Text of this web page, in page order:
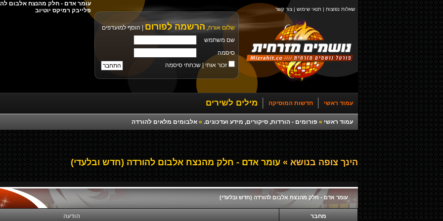
שאלות נפוצות | תנאי שימוש | צור קשר
שלום אורח, הרשמה לפורום
הוסף למועדפים
שם משתמש
סיסמה
זכור אותי |שכחתי סיסמה
פלייבק רמיקס יוטיוב
עמוד ראשי חדשות המוסיקה מילים לשירים
עמוד ראשי » פורומים - הורדות, סיקורים, מידע ועדכונים. » אלבומים מלאים להורדה
הינך צופה בנושא » עומר אדם - חלק מהנצח אלבום להורדה (חדש ובלעדי)
עומר אדם - חלק מהנצח אלבום להורדה (חדש ובלעדי)
מחבר הודעה